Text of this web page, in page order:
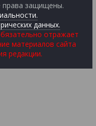
права защищены.
данных.
отражает
материалов сайта
редакции.